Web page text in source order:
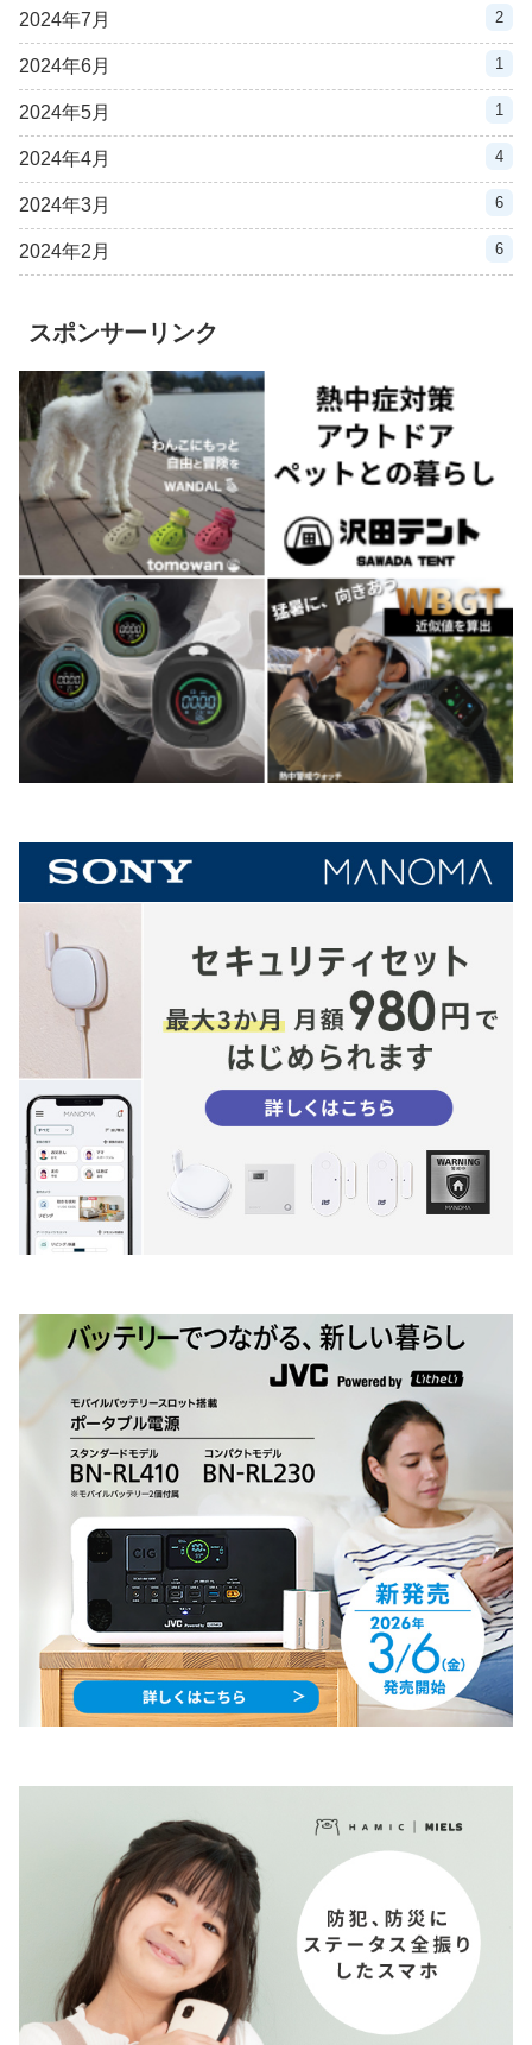
2024年7月 2
2024年6月 1
2024年5月 1
2024年4月 4
2024年3月 6
2024年2月 6
スポンサーリンク